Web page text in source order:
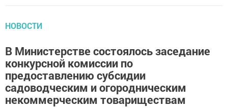
НОВОСТИ
В Министерстве состоялось заседание
конкурсной комиссии по
предоставлению субсидии
садоводческим и огородническим
некоммерческим товариществам